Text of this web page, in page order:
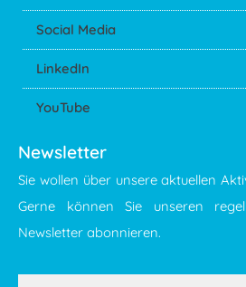
Social Media
LinkedIn
YouTube
Newsletter
Sie wollen über unsere aktuellen
Gerne können Sie unseren
Newsletter abonnieren.